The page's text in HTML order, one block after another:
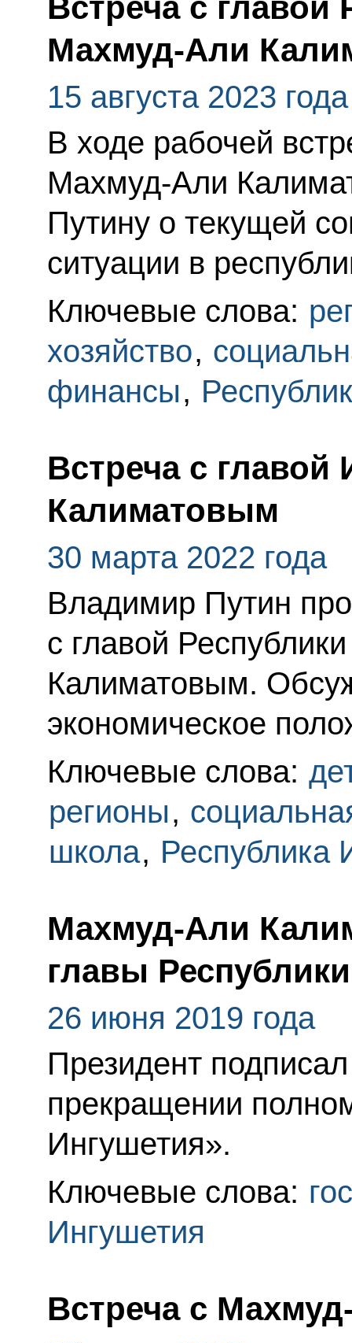
Встреча с главой
Махмуд-Али
15 августа 2023 года
В ходе рабочей
Махмуд-Али
Путину о текущей
ситуации в
Ключевые слова:
хозяйство,
финансы,
Встреча с
Калиматовым
30 марта 2022 года
Владимир Путин
с главой
Калиматовым.
экономическое
Ключевые слова:
регионы,
школа, Республика
Махмуд-Али
главы
26 июня 2019 года
Президент
прекращении
Ингушетия».
Ключевые слова:
Ингушетия
Встреча с